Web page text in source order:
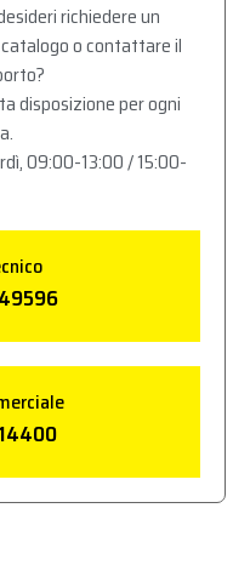
richiedere un
o contattare il
disposizione per ogni
09:00-13:00 / 15:00-